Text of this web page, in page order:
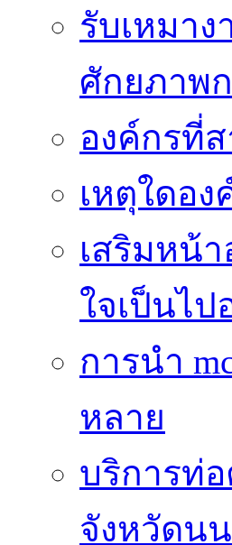
รับเหมา
ศักยภาพ
องค์กรที่
เหตุใดอ
เสริมหน้
ใจเป็นไป
การนำ
หลาย
บริการท่
จังหวัดน